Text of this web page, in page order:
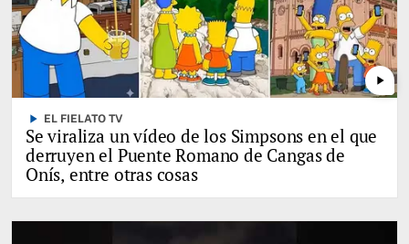
play_arrow
play_arrow EL FIELATO TV
Se viraliza un vídeo de los Simpsons en el que
derruyen el Puente Romano de Cangas de
Onís, entre otras cosas